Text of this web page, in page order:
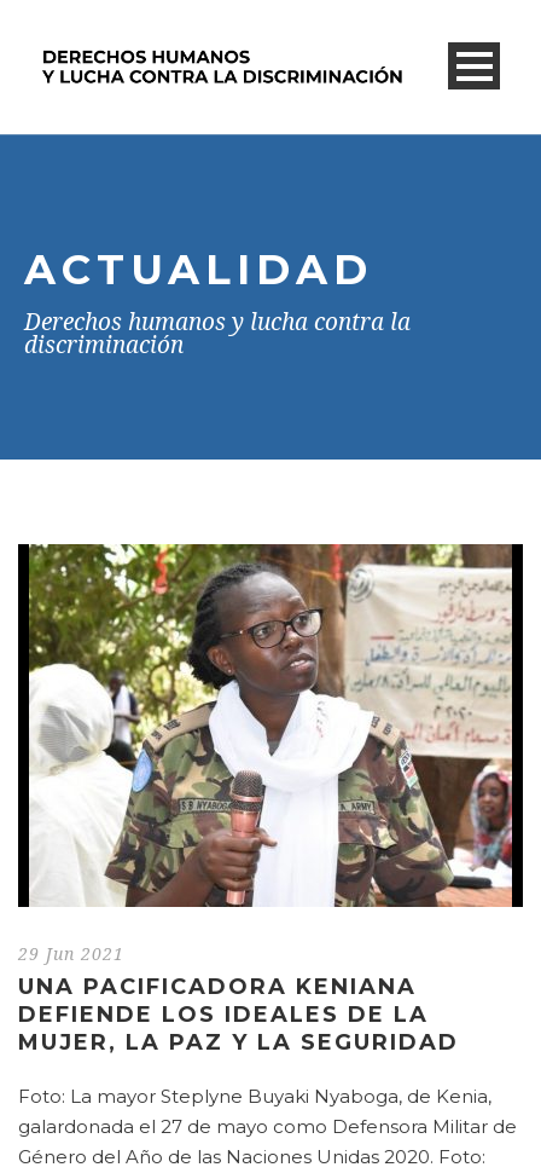
ACTUALIDAD
Derechos humanos y lucha contra la
discriminación
29 Jun 2021
UNA PACIFICADORA KENIANA
DEFIENDE LOS IDEALES DE LA
MUJER, LA PAZ Y LA SEGURIDAD
Foto: La mayor Steplyne Buyaki Nyaboga, de Kenia,
galardonada el 27 de mayo como Defensora Militar de
Género del Año de las Naciones Unidas 2020. Foto: